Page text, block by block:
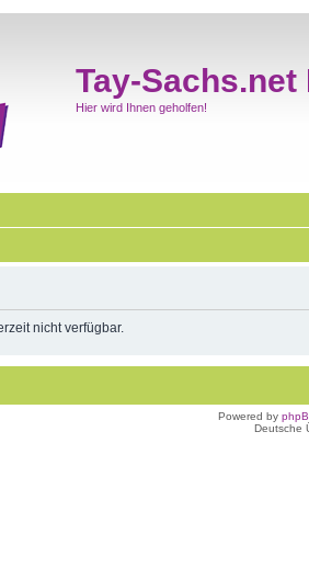
Tay-Sachs.net
Hier wird Ihnen geholfen!
nicht verfügbar.
Powered by
Deutsche